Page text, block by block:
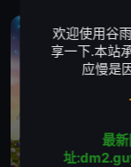
欢迎使用谷
享一下.本站
应慢是
最
址